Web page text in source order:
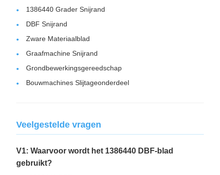
1386440 Grader Snijrand
DBF Snijrand
Zware Materiaalblad
Graafmachine Snijrand
Grondbewerkingsgereedschap
Bouwmachines Slijtageonderdeel
Veelgestelde vragen
V1: Waarvoor wordt het 1386440 DBF-blad
gebruikt?